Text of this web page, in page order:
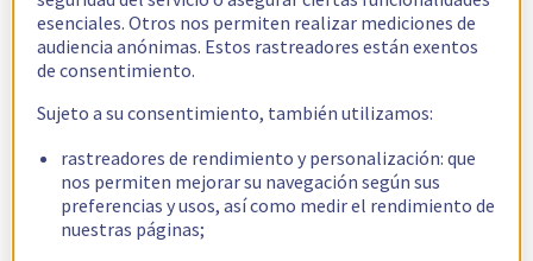
esenciales. Otros nos permiten realizar mediciones de
audiencia anónimas. Estos rastreadores están exentos
de consentimiento.
Sujeto a su consentimiento, también utilizamos:
rastreadores de rendimiento y personalización: que
nos permiten mejorar su navegación según sus
preferencias y usos, así como medir el rendimiento de
nuestras páginas;